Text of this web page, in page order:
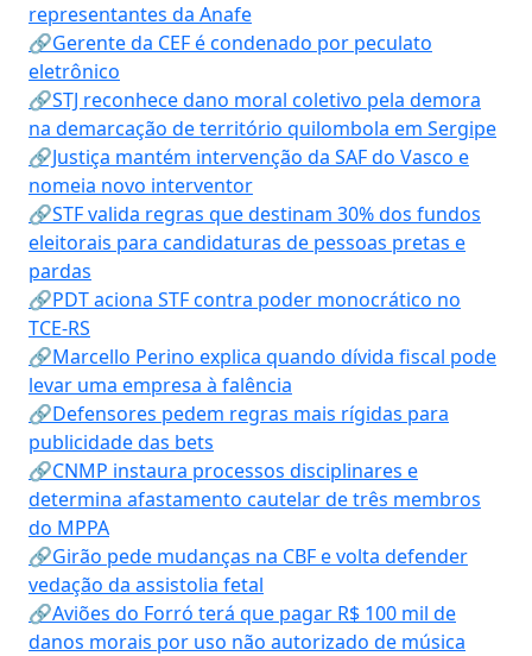
representantes da Anafe
🔗Gerente da CEF é condenado por peculato
eletrônico
🔗STJ reconhece dano moral coletivo pela demora
na demarcação de território quilombola em Sergipe
🔗Justiça mantém intervenção da SAF do Vasco e
nomeia novo interventor
🔗STF valida regras que destinam 30% dos fundos
eleitorais para candidaturas de pessoas pretas e
pardas
🔗PDT aciona STF contra poder monocrático no
TCE-RS
🔗Marcello Perino explica quando dívida fiscal pode
levar uma empresa à falência
🔗Defensores pedem regras mais rígidas para
publicidade das bets
🔗CNMP instaura processos disciplinares e
determina afastamento cautelar de três membros
do MPPA
🔗Girão pede mudanças na CBF e volta defender
vedação da assistolia fetal
🔗Aviões do Forró terá que pagar R$ 100 mil de
danos morais por uso não autorizado de música